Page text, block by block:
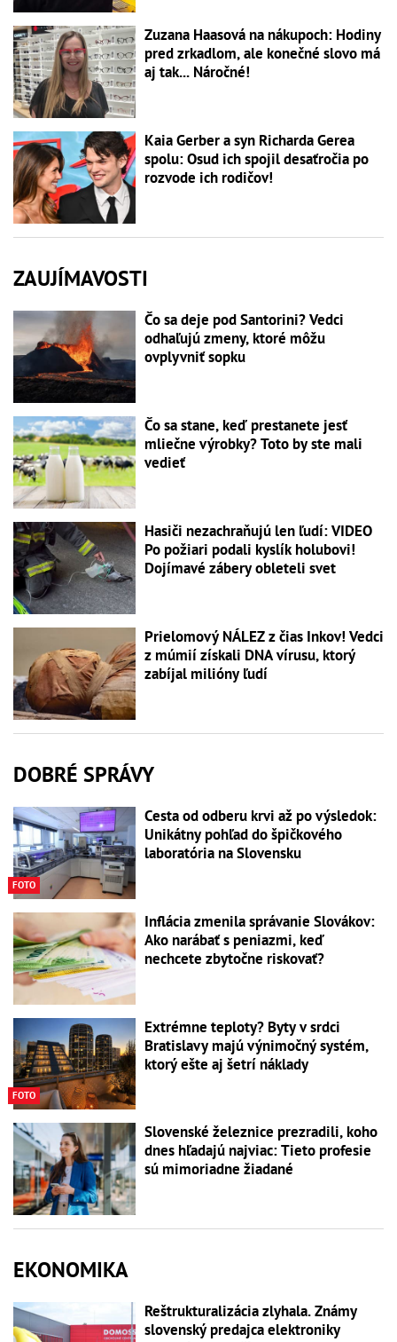
Zuzana Haasová na nákupoch: Hodiny
pred zrkadlom, ale konečné slovo má
aj tak... Náročné!
Kaia Gerber a syn Richarda Gerea
spolu: Osud ich spojil desaťročia po
rozvode ich rodičov!
ZAUJÍMAVOSTI
Čo sa deje pod Santorini? Vedci
odhaľujú zmeny, ktoré môžu
ovplyvniť sopku
Čo sa stane, keď prestanete jesť
mliečne výrobky? Toto by ste mali
vedieť
Hasiči nezachraňujú len ľudí: VIDEO
Po požiari podali kyslík holubovi!
Dojímavé zábery obleteli svet
Prielomový NÁLEZ z čias Inkov! Vedci
z múmií získali DNA vírusu, ktorý
zabíjal milióny ľudí
DOBRÉ SPRÁVY
FOTO
Cesta od odberu krvi až po výsledok:
Unikátny pohľad do špičkového
laboratória na Slovensku
Inflácia zmenila správanie Slovákov:
Ako narábať s peniazmi, keď
nechcete zbytočne riskovať?
FOTO
Extrémne teploty? Byty v srdci
Bratislavy majú výnimočný systém,
ktorý ešte aj šetrí náklady
Slovenské železnice prezradili, koho
dnes hľadajú najviac: Tieto profesie
sú mimoriadne žiadané
EKONOMIKA
Reštrukturalizácia zlyhala. Známy
slovenský predajca elektroniky